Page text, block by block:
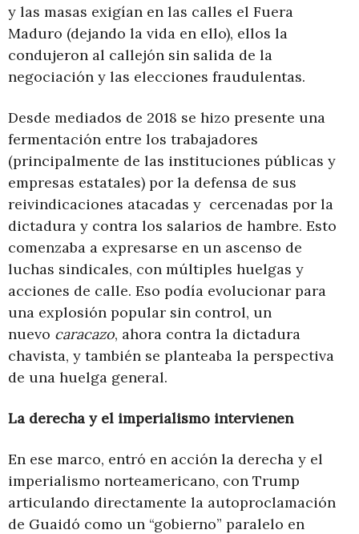
y las masas exigían en las calles el Fuera
Maduro (dejando la vida en ello), ellos la
condujeron al callejón sin salida de la
negociación y las elecciones fraudulentas.
Desde mediados de 2018 se hizo presente una
fermentación entre los trabajadores
(principalmente de las instituciones públicas y
empresas estatales) por la defensa de sus
reivindicaciones atacadas y cercenadas por la
dictadura y contra los salarios de hambre. Esto
comenzaba a expresarse en un ascenso de
luchas sindicales, con múltiples huelgas y
acciones de calle. Eso podía evolucionar para
una explosión popular sin control, un
nuevo caracazo, ahora contra la dictadura
chavista, y también se planteaba la perspectiva
de una huelga general.
La derecha y el imperialismo intervienen
En ese marco, entró en acción la derecha y el
imperialismo norteamericano, con Trump
articulando directamente la autoproclamación
de Guaidó como un “gobierno” paralelo en